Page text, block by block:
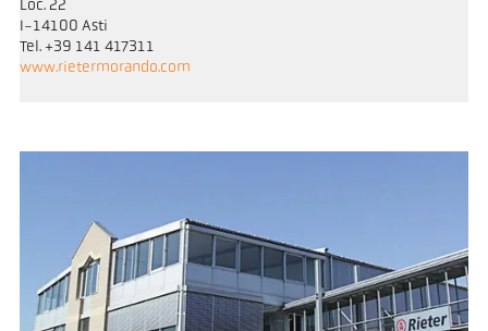
Loc. 22
I-14100 Asti
Tel. +39 141 417311
www.rietermorando.com